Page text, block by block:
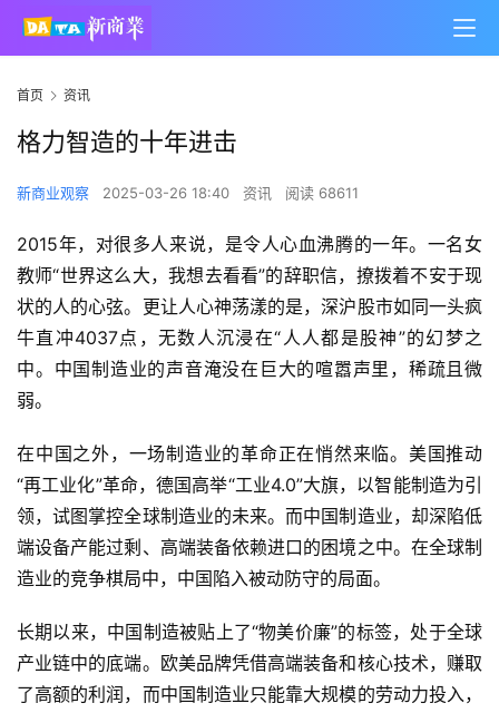
首页 资讯
格力智造的十年进击
新商业观察 2025-03-26 18:40 资讯 阅读 68611
2015年，对很多人来说，是令人心血沸腾的一年。一名女
教师“世界这么大，我想去看看”的辞职信，撩拨着不安于现
状的人的心弦。更让人心神荡漾的是，深沪股市如同一头疯
牛直冲4037点，无数人沉浸在“人人都是股神”的幻梦之
中。中国制造业的声音淹没在巨大的喧嚣声里，稀疏且微
弱。
在中国之外，一场制造业的革命正在悄然来临。美国推动
“再工业化”革命，德国高举“工业4.0”大旗，以智能制造为引
领，试图掌控全球制造业的未来。而中国制造业，却深陷低
端设备产能过剩、高端装备依赖进口的困境之中。在全球制
造业的竞争棋局中，中国陷入被动防守的局面。
长期以来，中国制造被贴上了“物美价廉”的标签，处于全球
产业链中的底端。欧美品牌凭借高端装备和核心技术，赚取
了高额的利润，而中国制造业只能靠大规模的劳动力投入，